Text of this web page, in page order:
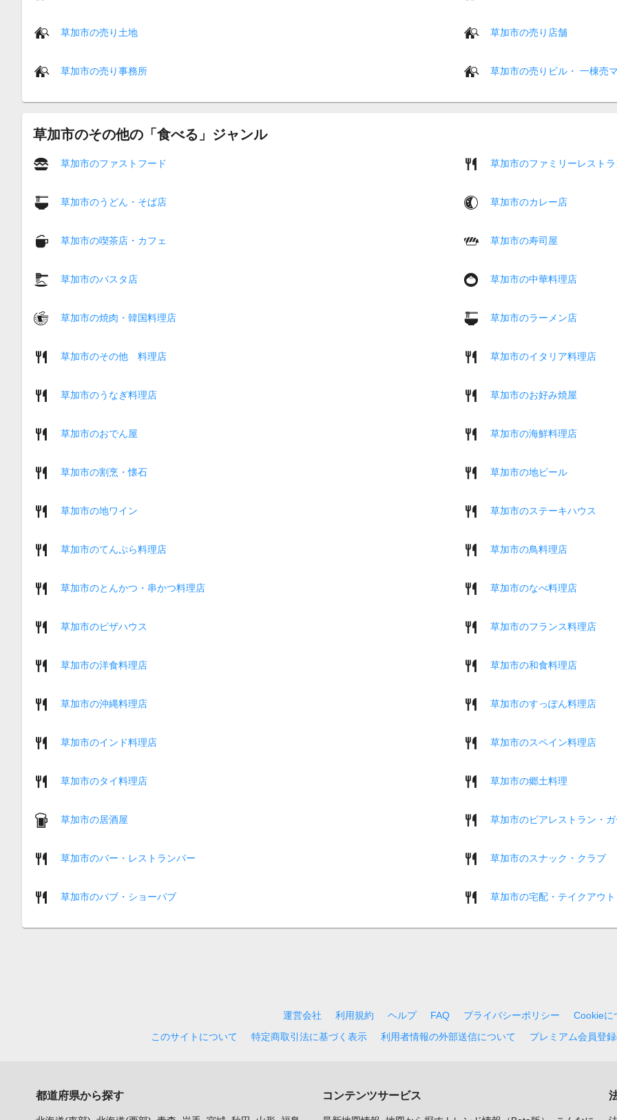
草加市の売り土地 草加市の売り店舗
草加市の売り事務所 草加市の売りビル・ 一棟売
草加市のその他の「食べる」ジャンル
草加市のファストフード 草加市のファミリーレストラ
草加市のうどん・そば店 草加市のカレー店
草加市の喫茶店・カフェ 草加市の寿司屋
草加市のパスタ店 草加市の中華料理店
草加市の焼肉・韓国料理店 草加市のラーメン店
草加市のその他 料理店 草加市のイタリア料理店
草加市のうなぎ料理店 草加市のお好み焼屋
草加市のおでん屋 草加市の海鮮料理店
草加市の割烹・懐石 草加市の地ビール
草加市の地ワイン 草加市のステーキハウス
草加市のてんぷら料理店 草加市の鳥料理店
草加市のとんかつ・串かつ料理店 草加市のなべ料理店
草加市のピザハウス 草加市のフランス料理店
草加市の洋食料理店 草加市の和食料理店
草加市の沖縄料理店 草加市のすっぽん料理店
草加市のインド料理店 草加市のスペイン料理店
草加市のタイ料理店 草加市の郷土料理
草加市の居酒屋 草加市のビアレストラン・
草加市のバー・レストランバー 草加市のスナック・クラブ
草加市のパブ・ショーパブ 草加市の宅配・テイクアウト
運営会社 利用規約 ヘルプ FAQ プライバシーポリシー
Cookieに
このサイトについて
特定商取引法に基づく表示 利用者情報の外部送信について プレミアム会員登
都道府県から探す コンテンツサービス